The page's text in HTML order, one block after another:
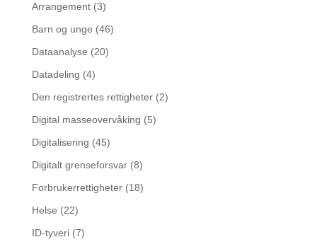
Arrangement(3)
Barn og unge (46)
Dataanalyse (20)
Datadeling (4)
Den registrertes rettigheter(2)
Digital masseovervåking (5)
Digitalisering (45)
Digitalt grenseforsvar(8)
Forbrukerrettigheter(18)
Helse (22)
ID-tyveri(7)